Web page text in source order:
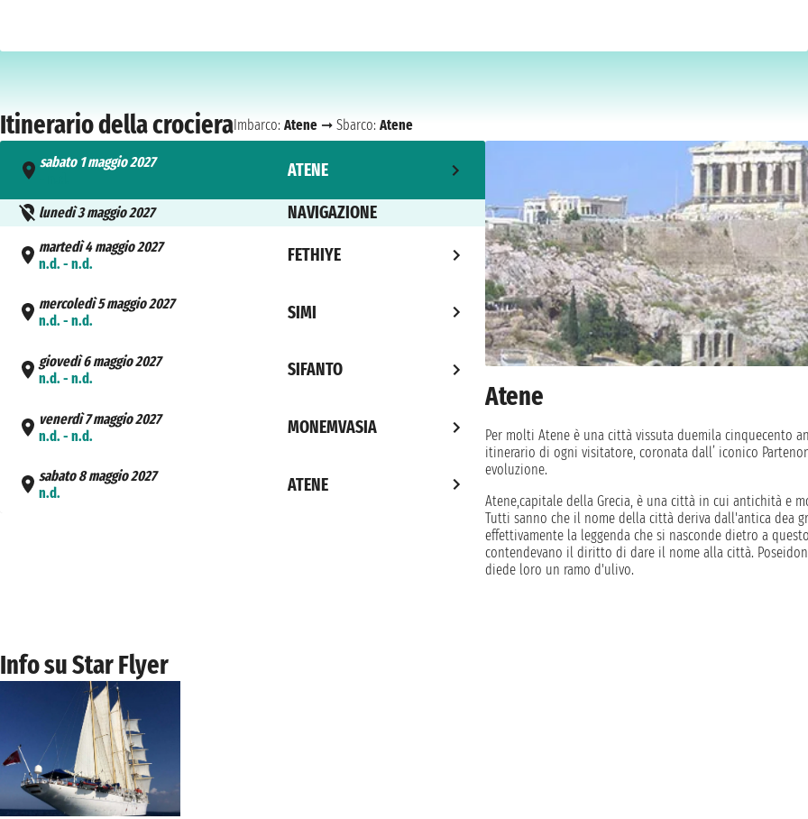
Itinerario della crocieraImbarco: Atene ➞ Sbarco: Atene
sabato 1 maggio 2027
ATENE
lunedì 3 maggio 2027 NAVIGAZIONE
martedì 4 maggio 2027
n.d. - n.d.
FETHIYE
mercoledì 5 maggio 2027
n.d. - n.d.
SIMI
giovedì 6 maggio 2027
n.d. - n.d.
SIFANTO
venerdì 7 maggio 2027
n.d. - n.d.
MONEMVASIA
sabato 8 maggio 2027
n.d.
ATENE
Atene
Per molti Atene è una città vissuta duemila cinquecento
itinerario di ogni visitatore, coronata dall’ iconico
evoluzione.
Atene,capitale della Grecia, è una città in cui antichità e
Tutti sanno che il nome della città deriva dall'antica dea
effettivamente la leggenda che si nasconde dietro a
contendevano il diritto di dare il nome alla città.
diede loro un ramo d'ulivo.
mozzafiato sulla città e sul Mar Egeo. Tuttavia, Atene
Info su Star Flyer